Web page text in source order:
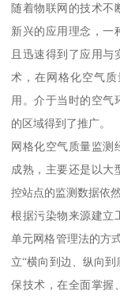
随着物联网的技术不
新兴的应用理念，一
且迅速得到了应用与
术，在网格化空气
用。介于当时的空气
的区域得到了推广。
网格化空气质量监测
成熟，主要还是以大
控站点的监测数据依
根据污染物来源建立
单元网格管理法的方
立“横向到边、纵向
保技术，在全面掌握